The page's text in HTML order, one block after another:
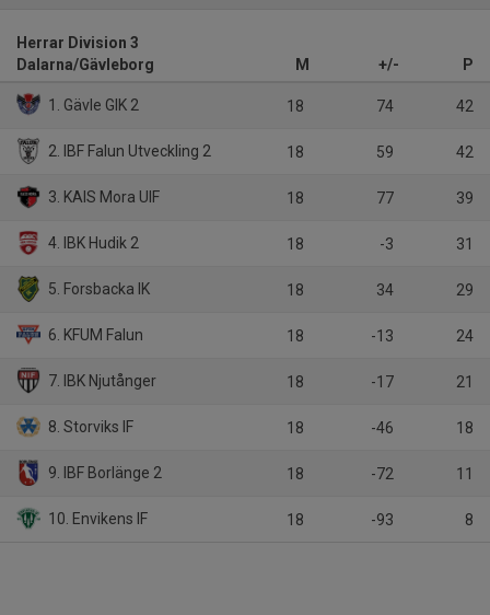
Herrar Division 3
Dalarna/Gävleborg
M +/- P
1. Gävle GIK 2 18 74 42
2. IBF Falun Utveckling 2 18 59 42
3. KAIS Mora UIF 18 77 39
4. IBK Hudik 2 18 -3 31
5. Forsbacka IK 18 34 29
6. KFUM Falun 18 -13 24
7. IBK Njutånger 18 -17 21
8. Storviks IF 18 -46 18
9. IBF Borlänge 2 18 -72 11
10. Envikens IF 18 -93 8